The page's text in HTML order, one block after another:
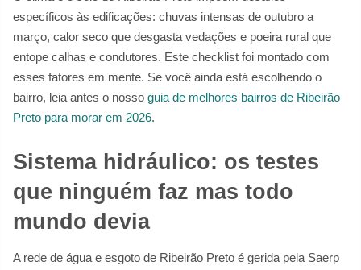
específicos às edificações: chuvas intensas de outubro a
março, calor seco que desgasta vedações e poeira rural que
entope calhas e condutores. Este checklist foi montado com
esses fatores em mente. Se você ainda está escolhendo o
bairro, leia antes o nosso guia de melhores bairros de Ribeirão
Preto para morar em 2026.
Sistema hidráulico: os testes
que ninguém faz mas todo
mundo devia
A rede de água e esgoto de Ribeirão Preto é gerida pela Saerp